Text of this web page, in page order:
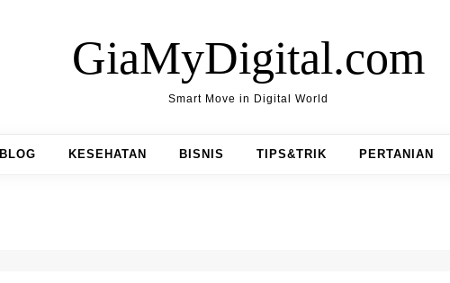
GiaMyDigital.com
Smart Move in Digital World
BLOG KESEHATAN BISNIS TIPS&TRIK PERTANIAN